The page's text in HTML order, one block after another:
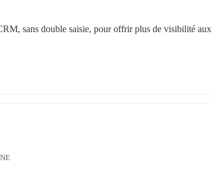
sans double saisie, pour offrir plus de visibilité aux